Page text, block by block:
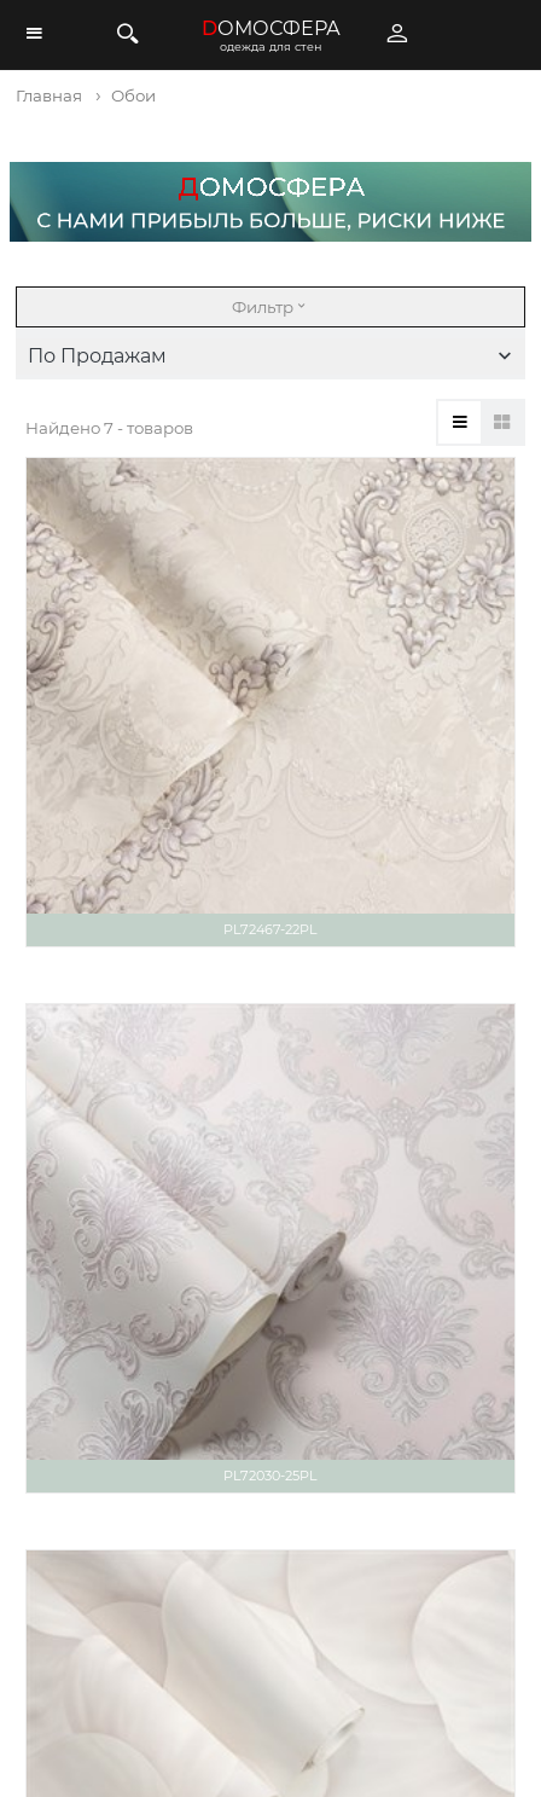
DОМОСФЕРА
одежда для стен
Главная Обои
Фильтр
По Продажам
Найдено7 - товаров
PL72467-22PL
PL72030-25PL